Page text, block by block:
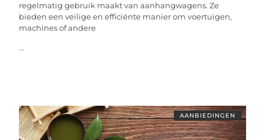
regelmatig gebruik maakt van aanhangwagens. Ze
bieden een veilige en efficiënte manier om voertuigen,
machines of andere
...
AANBIEDINGEN